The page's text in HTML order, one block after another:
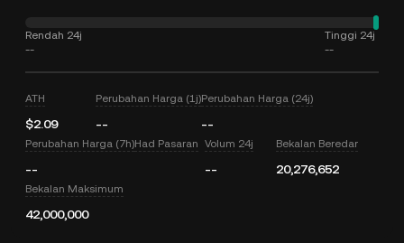
Rendah 24j
--
Tinggi 24j
--
ATH
$2.09
Perubahan Harga (1j)
--
Perubahan Harga (24j)
--
Perubahan Harga (7h)
--
Had Pasaran Volum 24j
--
Bekalan Beredar
20,276,652
Bekalan Maksimum
42,000,000